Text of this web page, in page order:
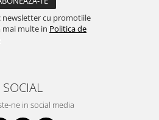
newsletter cu promotiile
mai multe in Politica de
SOCIAL
ne in social media